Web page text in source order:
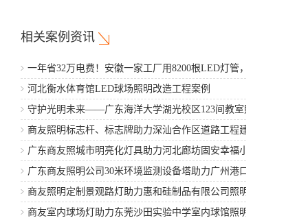
相关案例资讯
一年省32万电费！安徽一家工厂用8200根LED灯管，5年省
出一辆豪车
河北衡水体育馆LED球场照明改造工程案例
守护光明未来——广东海洋大学湖光校区123间教室照明改
造工程案例
商友照明标志杆、标志牌助力深汕合作区道路工程建设
广东商友照城市明亮化灯具助力河北廊坊固安幸福小区项
目建设
广东商友照明公司30米环境监测设备塔助力广州港口工程
商友照明定制景观路灯助力惠和硅制品有限公司照明亮化
建设
商友室内球场灯助力东莞沙田实验中学室内球馆照明工程